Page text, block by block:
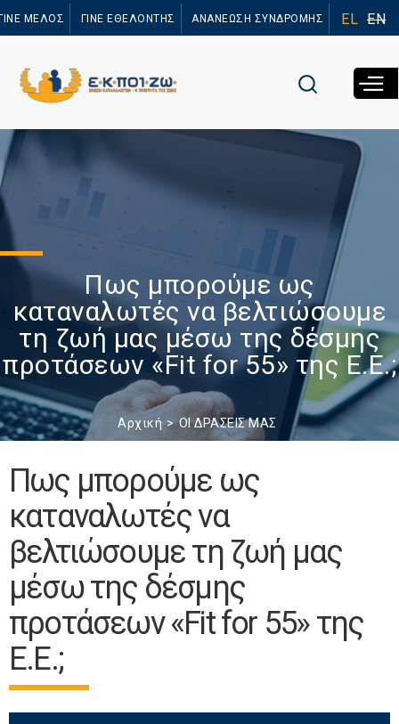
προς το
ΜΕΛΟΣ ΓΙΝΕ ΕΘΕΛΟΝΤΗΣ ΑΝΑΝΕΩΣΗ ΣΥΝΔΡΟΜΗΣ EL EN
Πως μπορούμε ως
καταναλωτές να βελτιώσουμε
τη ζωή μας μέσω της δέσμης
προτάσεων «Fit for 55» της Ε.Ε.;
Αρχική ΟΙ ΔΡΑΣΕΙΣ ΜΑΣ
Πως μπορούμε ως
καταναλωτές να
βελτιώσουμε τη ζωή μας
μέσω της δέσμης
προτάσεων «Fit for 55» της
Ε.Ε.;